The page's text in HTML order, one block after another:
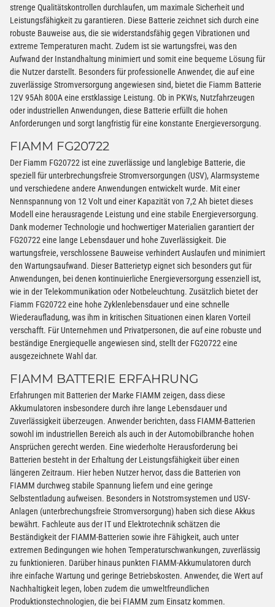
strenge Qualitätskontrollen durchlaufen, um maximale Sicherheit und
Leistungsfähigkeit zu garantieren. Diese Batterie zeichnet sich durch eine
robuste Bauweise aus, die sie widerstandsfähig gegen Vibrationen und
extreme Temperaturen macht. Zudem ist sie wartungsfrei, was den
Aufwand der Instandhaltung minimiert und somit eine bequeme Lösung für
die Nutzer darstellt. Besonders für professionelle Anwender, die auf eine
zuverlässige Stromversorgung angewiesen sind, bietet die Fiamm Batterie
12V 95Ah 800A eine erstklassige Leistung. Ob in PKWs, Nutzfahrzeugen
oder industriellen Anwendungen, diese Batterie erfüllt die hohen
Anforderungen und sorgt langfristig für eine konstante Energieversorgung.
FIAMM FG20722
Der Fiamm FG20722 ist eine zuverlässige und langlebige Batterie, die
speziell für unterbrechungsfreie Stromversorgungen (USV), Alarmsysteme
und verschiedene andere Anwendungen entwickelt wurde. Mit einer
Nennspannung von 12 Volt und einer Kapazität von 7,2 Ah bietet dieses
Modell eine herausragende Leistung und eine stabile Energieversorgung.
Dank moderner Technologie und hochwertiger Materialien garantiert der
FG20722 eine lange Lebensdauer und hohe Zuverlässigkeit. Die
wartungsfreie, verschlossene Bauweise verhindert Auslaufen und minimiert
den Wartungsaufwand. Dieser Batterietyp eignet sich besonders gut für
Anwendungen, bei denen kontinuierliche Energieversorgung essenziell ist,
wie in der Telekommunikation oder Notbeleuchtung. Zusätzlich bietet der
Fiamm FG20722 eine hohe Zyklenlebensdauer und eine schnelle
Wiederaufladung, was ihm in kritischen Situationen einen klaren Vorteil
verschafft. Für Unternehmen und Privatpersonen, die auf eine robuste und
beständige Energiequelle angewiesen sind, stellt der FG20722 eine
ausgezeichnete Wahl dar.
FIAMM BATTERIE ERFAHRUNG
Erfahrungen mit Batterien der Marke FIAMM zeigen, dass diese
Akkumulatoren insbesondere durch ihre lange Lebensdauer und
Zuverlässigkeit überzeugen. Anwender berichten, dass FIAMM-Batterien
sowohl im industriellen Bereich als auch in der Automobilbranche hohen
Ansprüchen gerecht werden. Eine wiederholte Herausforderung bei
Batterien besteht in der Erhaltung der Leistungsfähigkeit über einen
längeren Zeitraum. Hier heben Nutzer hervor, dass die Batterien von
FIAMM durchweg stabile Spannung liefern und eine geringe
Selbstentladung aufweisen. Besonders in Notstromsystemen und USV-
Anlagen (unterbrechungsfreie Stromversorgung) haben sich diese Akkus
bewährt. Fachleute aus der IT und Elektrotechnik schätzen die
Beständigkeit der FIAMM-Batterien sowie ihre Fähigkeit, auch unter
extremen Bedingungen wie hohen Temperaturschwankungen, zuverlässig
zu funktionieren. Darüber hinaus punkten FIAMM-Akkumulatoren durch
ihre einfache Wartung und geringe Betriebskosten. Anwender, die Wert auf
Nachhaltigkeit legen, loben zudem die umweltfreundlichen
Produktionstechnologien, die bei FIAMM zum Einsatz kommen.